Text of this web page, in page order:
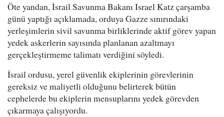
Öte yandan, İsrail Savunma Bakanı Israel Katz çarşamba
günü yaptığı açıklamada, orduya Gazze sınırındaki
yerleşimlerin sivil savunma birliklerinde aktif görev yapan
yedek askerlerin sayısında planlanan azaltmayı
gerçekleştirmeme talimatı verdiğini söyledi.
İsrail ordusu, yerel güvenlik ekiplerinin görevlerinin
gereksiz ve maliyetli olduğunu belirterek bütün
cephelerde bu ekiplerin mensuplarını yedek görevden
çıkarmaya çalışıyordu.